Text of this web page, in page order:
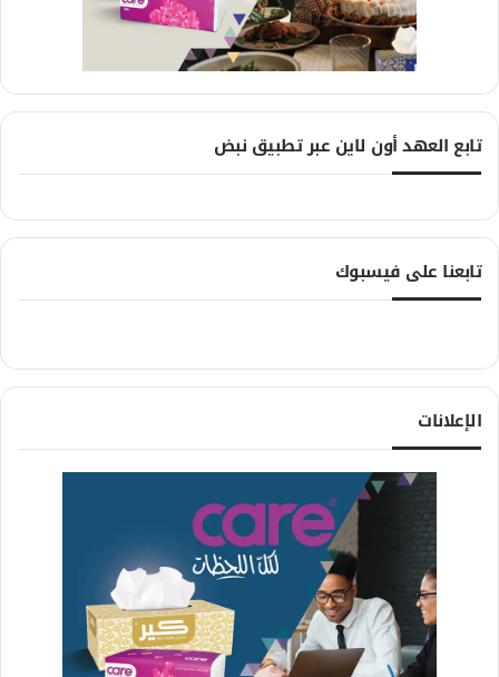
تابع العهد أون لاين عبر تطبيق نبض
تابعنا على فيسبوك
الإعلانات